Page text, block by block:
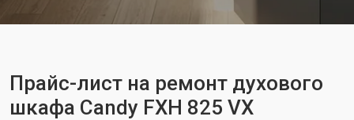
Прайс-лист на ремонт духового
шкафа Candy FXH 825 VX